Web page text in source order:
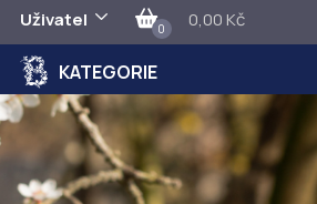
Uživatel 0 0,00 Kč
KATEGORIE